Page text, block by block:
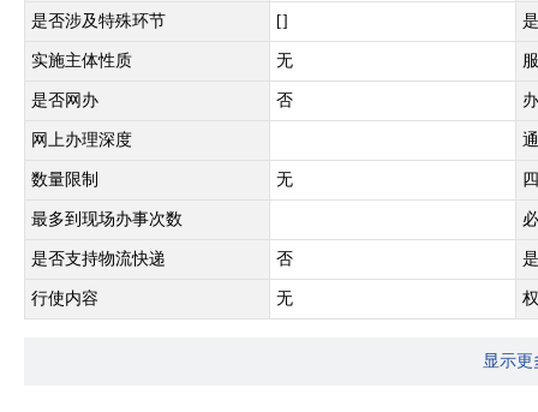
是否涉及特殊环节 []
实施主体性质 无
是否网办 否
网上办理深度
数量限制 无
最多到现场办事次数
是否支持物流快递 否
行使内容 无
显示更